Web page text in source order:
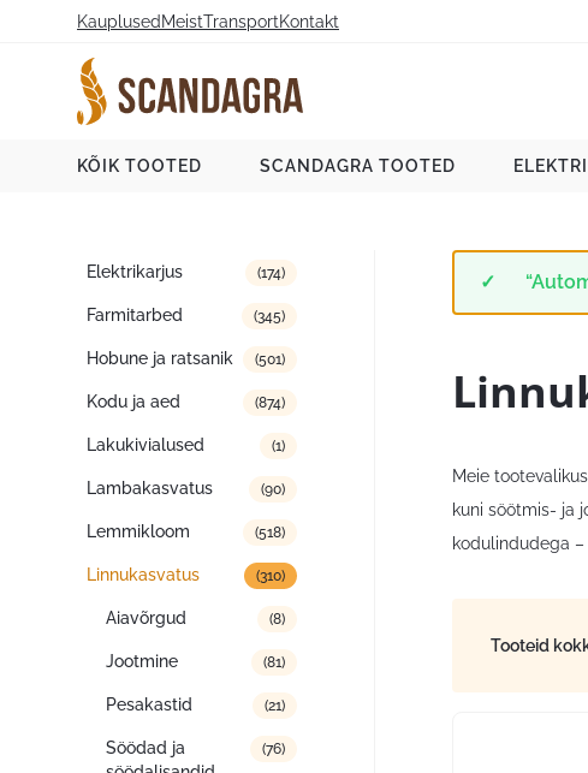
Kauplused MeistTransportKontakt
KÕIK TOOTED SCANDAGRA TOOTED
Tootekategooriad
Elektrikarjus (174)
Farmitarbed (345)
Hobune ja ratsanik (501)
Kodu ja aed (874)
Lakukivialused (1)
Lambakasvatus (90)
Lemmikloom (518)
Linnukasvatus (310)
Aiavõrgud (8)
Jootmine (81)
Pesakastid (21)
Söödad ja
(76)
Meie
kuni söötmis- ja
kodulindudega
Tooteid